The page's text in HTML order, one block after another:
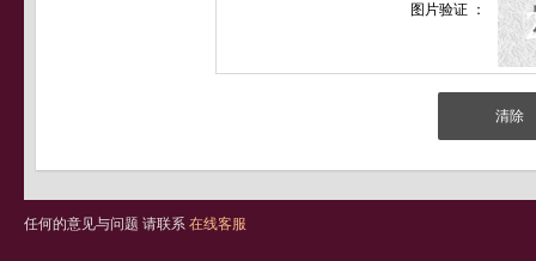
图片验证 ：
任何的意见与问题 请联系 在线客服